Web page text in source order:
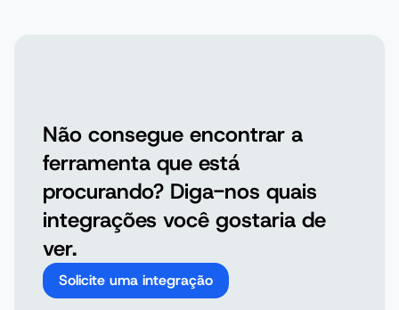
Não consegue encontrar a
ferramenta que está
procurando? Diga-nos quais
integrações você gostaria de
ver.
Solicite uma integração